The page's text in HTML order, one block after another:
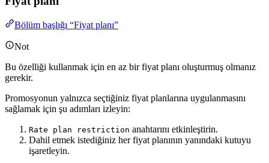
Bölüm başlığı “Fiyat planı”
Not
Bu özelliği kullanmak için en az bir fiyat planı oluşturmuş olmanız
gerekir.
Promosyonun yalnızca seçtiğiniz fiyat planlarına uygulanmasını
sağlamak için şu adımları izleyin:
Rate plan restriction anahtarını etkinleştirin.
Dahil etmek istediğiniz her fiyat planının yanındaki kutuyu
işaretleyin.